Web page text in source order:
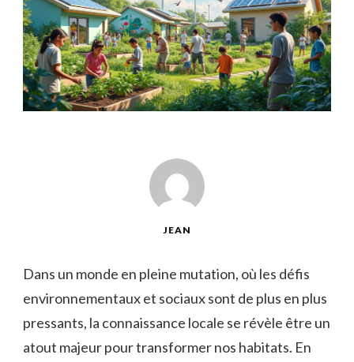
JEAN
Dans un monde en pleine mutation, où les défis
environnementaux et sociaux sont de plus en plus
pressants, la connaissance locale se révèle être un
atout majeur pour transformer nos habitats. En